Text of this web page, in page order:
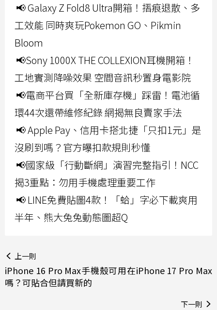
📢 Galaxy Z Fold8 Ultra開箱！摺痕退散、多
工效能 同時爽玩Pokemon GO、Pikmin
Bloom
📢Sony 1000X THE COLLEXION耳機開箱！
工地實測降噪效果 空間音訊秒置身電影院
📢電商平台買「全新庫存機」踩雷！電池循
環44次還帶維修紀錄 網揭無良賣家手法
📢 Apple Pay、信用卡搭北捷「只扣1元」是
沒刷到嗎？官方曝扣款規則秒懂
📢國家級「行動斷網」演習完整指引！NCC
揭3重點：勿用手機處理重要工作
📢 LINE免費貼圖4款！「蛤」字必下載爽用
半年、熊大兔兔動態圖超Q
上一則
iPhone 16 Pro Max手機殼可用在iPhone 17 Pro Max
嗎？可貼合但請買新的
下一則